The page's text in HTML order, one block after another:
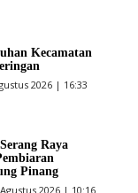
Kecamatan
2026 | 16:33
Raya
Pinang
2026 | 10:16